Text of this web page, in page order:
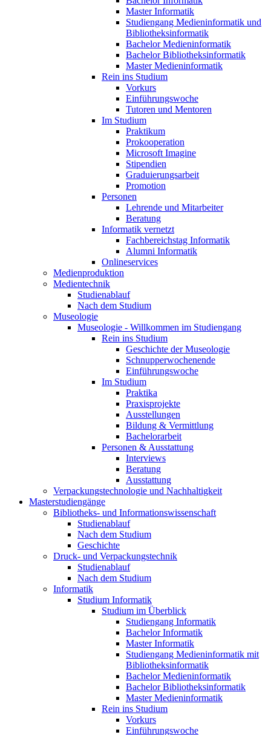
Master Informatik
Studiengang Medieninformatik und
Bibliotheksinformatik
Bachelor Medieninformatik
Bachelor Bibliotheksinformatik
Master Medieninformatik
Rein ins Studium
Vorkurs
Einführungswoche
Tutoren und Mentoren
Im Studium
Praktikum
Prokooperation
Microsoft Imagine
Stipendien
Graduierungsarbeit
Promotion
Personen
Lehrende und Mitarbeiter
Beratung
Informatik vernetzt
Fachbereichstag Informatik
Alumni Informatik
Onlineservices
Medienproduktion
Medientechnik
Studienablauf
Nach dem Studium
Museologie
Museologie - Willkommen im Studiengang
Rein ins Studium
Geschichte der Museologie
Schnupperwochenende
Einführungswoche
Im Studium
Praktika
Praxisprojekte
Ausstellungen
Bildung & Vermittlung
Bachelorarbeit
Personen & Ausstattung
Interviews
Beratung
Ausstattung
Verpackungstechnologie und Nachhaltigkeit
Masterstudiengänge
Bibliotheks- und Informationswissenschaft
Studienablauf
Nach dem Studium
Geschichte
Druck- und Verpackungstechnik
Studienablauf
Nach dem Studium
Informatik
Studium Informatik
Studium im Überblick
Studiengang Informatik
Bachelor Informatik
Master Informatik
Studiengang Medieninformatik mit
Bibliotheksinformatik
Bachelor Medieninformatik
Bachelor Bibliotheksinformatik
Master Medieninformatik
Rein ins Studium
Vorkurs
Einführungswoche